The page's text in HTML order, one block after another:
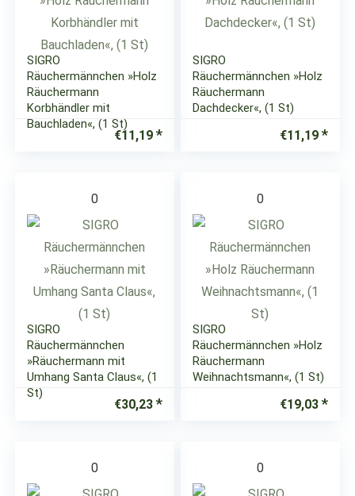
SIGRO
Räuchermännchen »Holz
Räuchermann
Korbhändler mit
Bauchladen«, (1 St)
€11,19
SIGRO
Räuchermännchen »Holz
Räuchermann
Dachdecker«, (1 St)
€11,19
0
SIGRO
Räuchermännchen
»Räuchermann mit
Umhang Santa Claus«, (1
St)
€30,23
0
SIGRO
Räuchermännchen »Holz
Räuchermann
Weihnachtsmann«, (1 St)
€19,03
0 0